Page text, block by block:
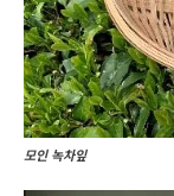
모인 녹차잎